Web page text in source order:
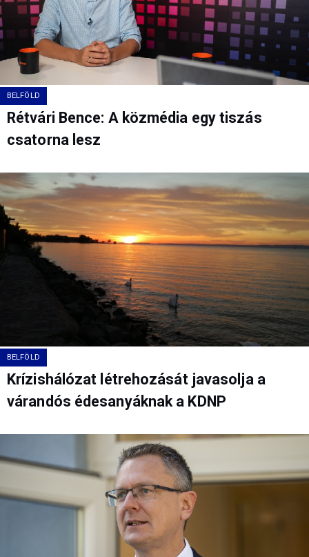
BELFÖLD
Rétvári Bence: A közmédia egy tiszás
csatorna lesz
BELFÖLD
Krízishálózat létrehozását javasolja a
várandós édesanyáknak a KDNP